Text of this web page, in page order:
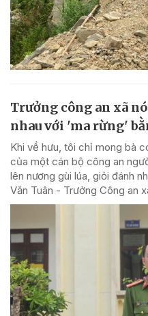
Trưởng công an xã
nhau với 'ma rừng'
Khi về hưu, tôi chỉ mong bà
của một cán bộ công an
lên nương gùi lúa, giỏi đánh
Văn Tuân - Trưởng Công an